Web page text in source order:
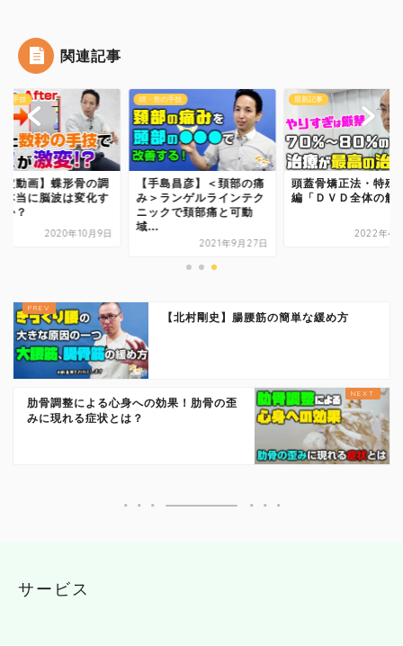
関連記事
の手技
定動画】蝶形骨の調
本当に脳波は変化す
か？
2020年10月9日
頭・首の手技
【手島昌彦】＜頚部の痛
み＞ランゲルラインテク
ニックで頚部痛と可動
域...
2021年9月27日
最新記事
頭蓋骨矯正法・特殊
編「ＤＶＤ全体の解
2022年4
【北村剛史】腸腰筋の簡単な緩め方
肋骨調整による心身への効果！肋骨の歪
みに現れる症状とは？
サービス